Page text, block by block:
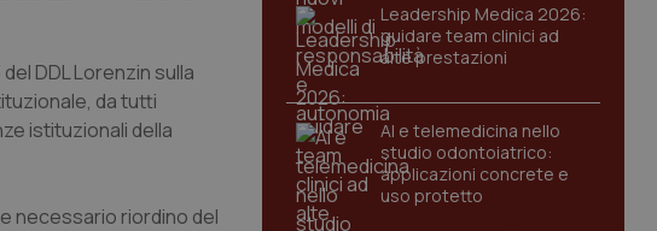
DDL Lorenzin sulla
da tutti
istituzionali della
necessario riordino del
Leadership Medica 2026:
guidare team clinici ad
alte prestazioni
AI e telemedicina nello
studio odontoiatrico:
applicazioni concrete e
uso protetto